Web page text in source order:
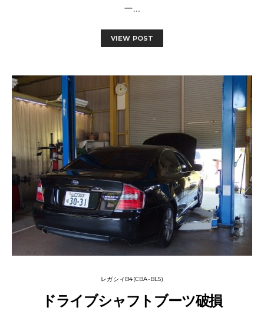
ー…
VIEW POST
レガシィB4(CBA-BL5)
ドライブシャフトブーツ破損